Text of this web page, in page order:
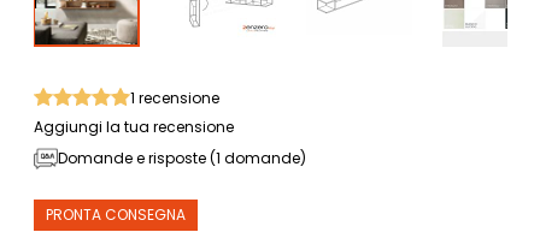
1 recensione
Aggiungi la tua recensione
Domande e risposte (1 domande)
PRONTA CONSEGNA